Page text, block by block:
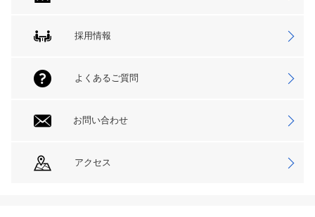
採用情報
よくあるご質問
お問い合わせ
アクセス